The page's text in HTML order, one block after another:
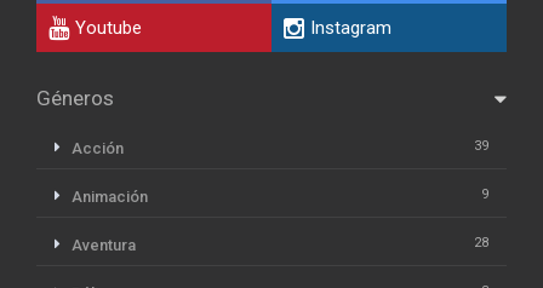
Youtube Instagram
Géneros
Acción 39
Animación 9
Aventura 28